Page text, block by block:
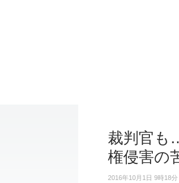
裁判官も
権侵害の
2016年10月1日 9時18分